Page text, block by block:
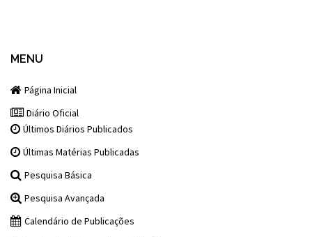
MENU
Página Inicial
Diário Oficial
Últimos Diários Publicados
Últimas Matérias Publicadas
Pesquisa Básica
Pesquisa Avançada
Calendário de Publicações